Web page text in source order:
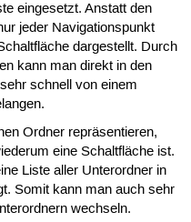
eingesetzt. Anstatt den
jeder Navigationspunkt
dargestellt. Durch
kann man direkt in den
schnell von einem
Ordner repräsentieren,
eine Schaltfläche ist.
Liste aller Unterordner in
Somit kann man auch sehr
wechseln.